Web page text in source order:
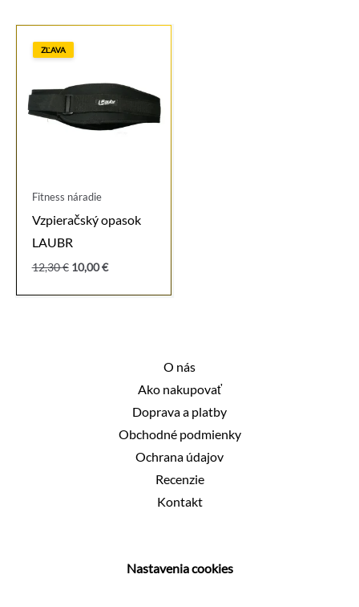
ZĽAVA
Fitness náradie
Vzpieračský opasok
LAUBR
12,30€ Pôvodná
bola:
10,00€Aktuálna
je:
O nás
Ako nakupovať
Doprava a platby
Obchodné podmienky
Ochrana údajov
Recenzie
Kontakt
Nastavenia cookies